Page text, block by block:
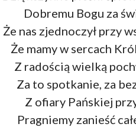
Dobremu Bogu za
Że nas zjednoczył przy
Że mamy w sercach
Z radością wielką
Za to spotkanie, za
Z ofiary Pańskiej
Pragniemy zanieść